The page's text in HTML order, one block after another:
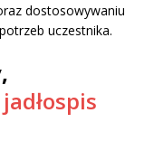
dostosowywaniu
uczestnika.
jadłospis